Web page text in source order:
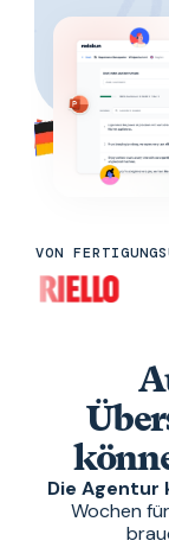
VON
Die Agentur
Wochen